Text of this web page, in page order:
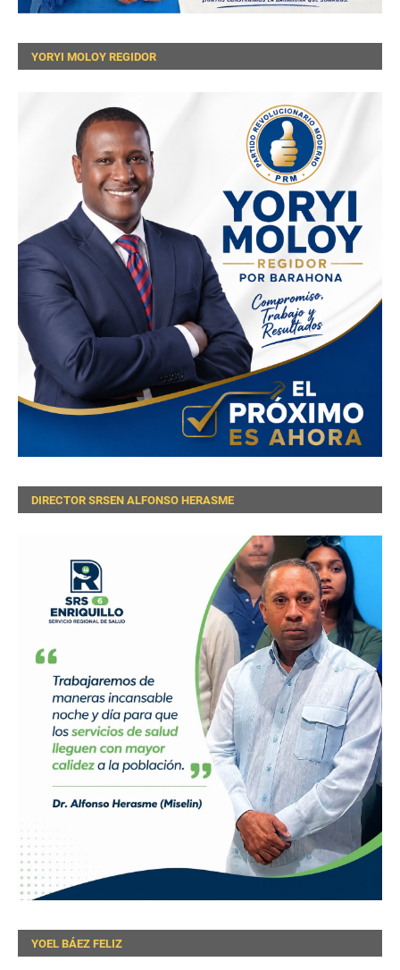
YORYI MOLOY REGIDOR
DIRECTOR SRSEN ALFONSO HERASME
YOEL BÁEZ FELIZ